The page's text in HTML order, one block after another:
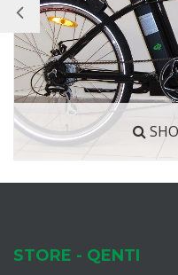
STORE - QENTI